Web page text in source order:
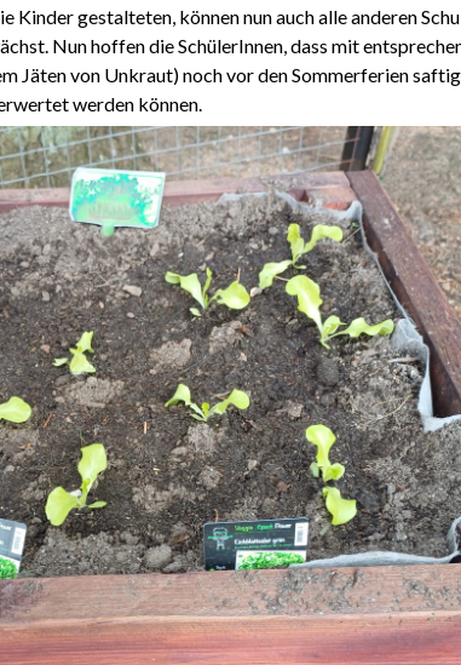
Kinder gestalteten, können nun auch alle anderen
Nun hoffen die SchülerInnen, dass mit
Jäten von Unkraut) noch vor den Sommerferien
werden können.